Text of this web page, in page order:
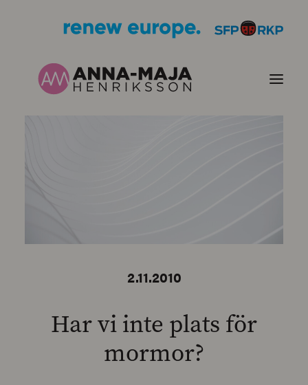
2.11.2010
Har vi inte plats för
mormor?